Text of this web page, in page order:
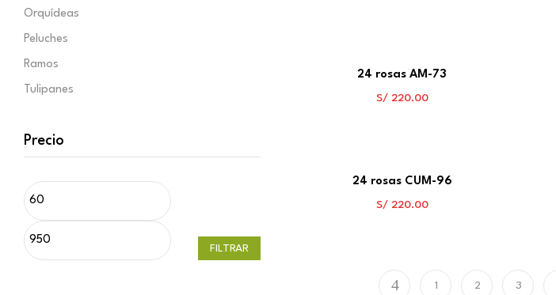
Orquídeas
Peluches
Ramos
Tulipanes
Precio
FILTRAR
24 rosas AM-73
S/220.00
24 rosas CUM-96
S/220.00
1 2 3